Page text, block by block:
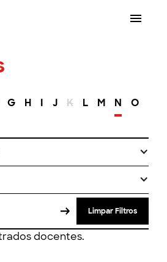
G H I J K L M N O
Limpar Filtros
docentes.